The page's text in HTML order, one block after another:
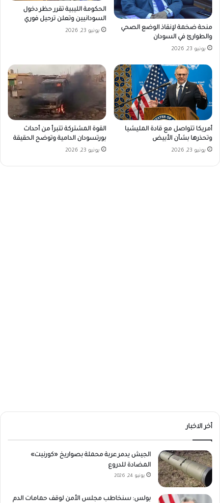
منحة ضخمة لإنقاذ الوضع الصحي
والطوارئ في السودان
يونيو 23, 2026
الحكومة الليبية تقرر حظر دخول
السودانيين وتعلن ترحيل فوري
يونيو 23, 2026
أمريكا تتواصل مع قادة المليشيا
وتحذرها بشأن الأبيض
يونيو 23, 2026
القوة المشتركة تتبرأ من أحداث
بورتسودان الدامية وتوضح الحقيقة
يونيو 23, 2026
أخر الاخبار
الجيش يدمر عربة محملة بصواريخ «كورنيت»
المضادة للدروع
يونيو 24, 2026
بولس: سنخاطب مجلس الأمن لوقف حمامات الدم